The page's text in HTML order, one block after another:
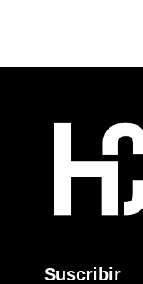
Suscribir